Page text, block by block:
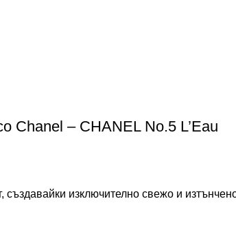
Chanel – CHANEL No.5 L’Eau
изключително свежо и